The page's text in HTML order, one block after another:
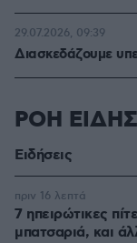
Διασκεδάζουμε
29.07.2026, 09:39
ΡΟΗ
Ειδήσεις
7 ηπειρώτικες
μπατσαριά, και
πριν 16 λεπτά